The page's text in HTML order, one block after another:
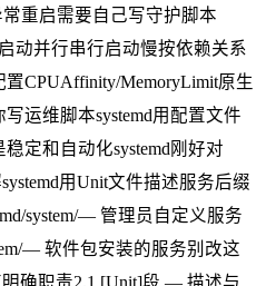
常重启需要自己写守护脚本
动并行串行启动慢按依赖关系
CPUAffinity/MemoryLimit原生
运维脚本systemd用配置文件
定和自动化systemd刚好对
用Unit文件描述服务后缀
system/— 管理员自定义服务
— 软件包安装的服务别改这
确职责2.1 [Unit]段 — 描述与